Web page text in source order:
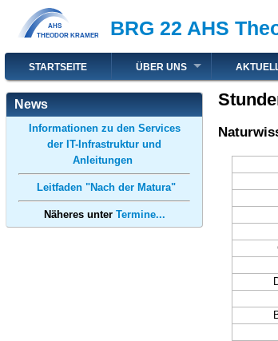
BRG 22 AHS
Hauptnavigation
STARTSEITE ÜBER UNS
News
Informationen zu den Services
der IT-Infrastruktur und
Anleitungen
Leitfaden "Nach der Matura"
Näheres unter Termine...